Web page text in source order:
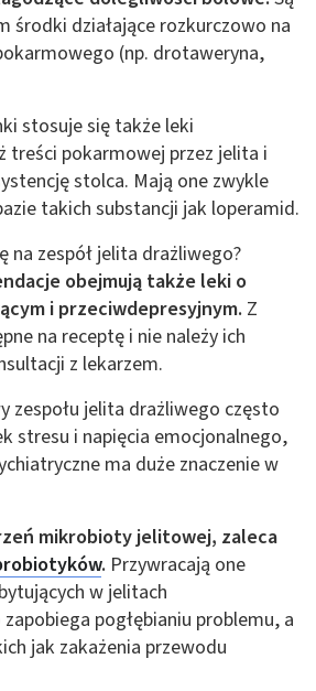
środki działające rozkurczowo na
(np. drotaweryna,
stosuje się także leki
treści pokarmowej przez jelita i
stolca. Mają one zwykle
takich substancji jak loperamid.
na zespół jelita drażliwego?
obejmują także leki o
i przeciwdepresyjnym. Z
na receptę i nie należy ich
z lekarzem.
zespołu jelita drażliwego często
stresu i napięcia emocjonalnego,
ma duże znaczenie w
mikrobioty jelitowej, zaleca
. Przywracają one
w jelitach
pogłębianiu problemu, a
jak zakażenia przewodu